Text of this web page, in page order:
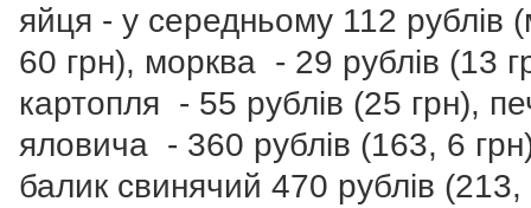
яйця - у середньому 112 рублів
60 грн), морква - 29 рублів (13
картопля - 55 рублів (25 грн), п
яловича - 360 рублів (163, 6
балик свинячий 470 рублів (213,